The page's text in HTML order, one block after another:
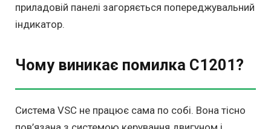
приладовій панелі загоряється попереджувальний
індикатор.
Чому виникає помилка C1201?
Система VSC не працює сама по собі. Вона тісно